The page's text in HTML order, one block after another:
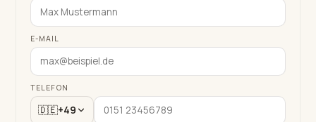
E-MAIL
TELEFON
🇩🇪+49